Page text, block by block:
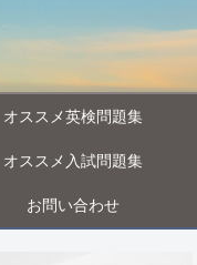
オススメ英検問題集
オススメ入試問題集
お問い合わせ